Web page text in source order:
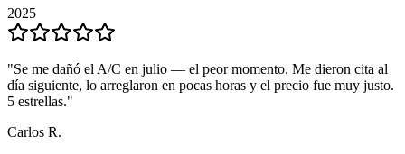
2025
"Se me dañó el A/C en julio — el peor momento. Me dieron cita al
día siguiente, lo arreglaron en pocas horas y el precio fue muy justo.
5 estrellas."
Carlos R.
2025
"Se me dañó el A/C en julio — el peor momento. Me dieron cita al
día siguiente, lo arreglaron en pocas horas y el precio fue muy justo.
5 estrellas."
Carlos R.